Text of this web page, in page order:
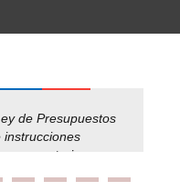
de Presupuestos
instrucciones
presuspuetarias